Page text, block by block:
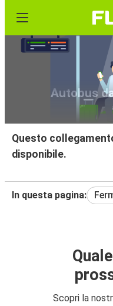
Autobus
Questo
disponibile.
In questa pagina:
Scopri la